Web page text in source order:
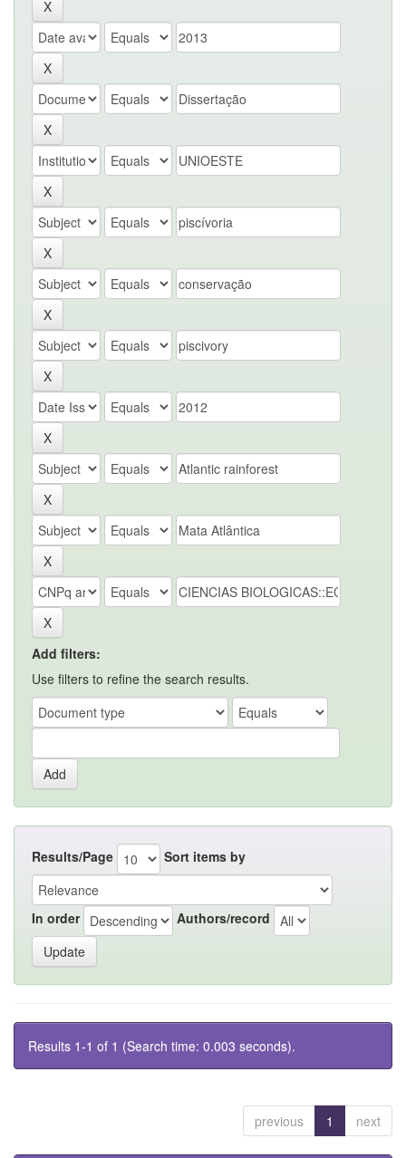
Add filters:
Use filters to refine the search results.
Results/Page Sort items by
In order Authors/record
Results 1-1 of 1 (Search time: 0.003 seconds).
previous 1 next